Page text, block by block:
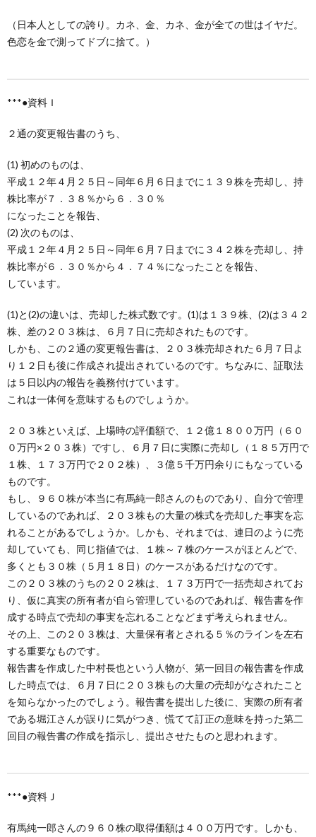
（日本人としての誇り。カネ、金、カネ、金が全ての世はイヤだ。
色恋を金で測ってドブに捨て。）
***●資料Ｉ
２通の変更報告書のうち、
(1) 初めのものは、
平成１２年４月２５日～同年６月６日までに１３９株を売却し、持
株比率が７．３８％から６．３０％
になったことを報告、
(2) 次のものは、
平成１２年４月２５日～同年６月７日までに３４２株を売却し、持
株比率が６．３０％から４．７４％になったことを報告、
しています。
(1)と(2)の違いは、売却した株式数です。(1)は１３９株、(2)は３４２
株、差の２０３株は、６月７日に売却されたものです。
しかも、この２通の変更報告書は、２０３株売却された６月７日よ
り１２日も後に作成され提出されているのです。ちなみに、証取法
は５日以内の報告を義務付けています。
これは一体何を意味するものでしょうか。
２０３株といえば、上場時の評価額で、１２億１８００万円（６０
０万円×２０３株）ですし、６月７日に実際に売却し（１８５万円で
１株、１７３万円で２０２株）、３億５千万円余りにもなっている
ものです。
もし、９６０株が本当に有馬純一郎さんのものであり、自分で管理
しているのであれば、２０３株もの大量の株式を売却した事実を忘
れることがあるでしょうか。しかも、それまでは、連日のように売
却していても、同じ指値では、１株～７株のケースがほとんどで、
多くとも３０株（５月１８日）のケースがあるだけなのです。
この２０３株のうちの２０２株は、１７３万円で一括売却されてお
り、仮に真実の所有者が自ら管理しているのであれば、報告書を作
成する時点で売却の事実を忘れることなどまず考えられません。
その上、この２０３株は、大量保有者とされる５％のラインを左右
する重要なものです。
報告書を作成した中村長也という人物が、第一回目の報告書を作成
した時点では、６月７日に２０３株もの大量の売却がなされたこと
を知らなかったのでしょう。報告書を提出した後に、実際の所有者
である堀江さんが誤りに気がつき、慌てて訂正の意味を持った第二
回目の報告書の作成を指示し、提出させたものと思われます。
***●資料Ｊ
有馬純一郎さんの９６０株の取得価額は４００万円です。しかも、